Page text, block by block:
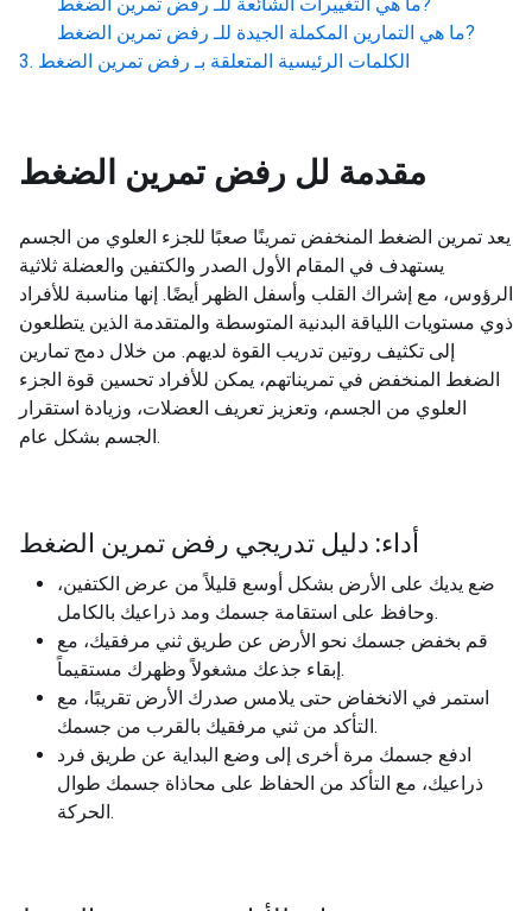
ما هي التمارين المكملة الجيدة للـ رفض تمرين الضغط
?
الكلمات الرئيسية المتعلقة بـ رفض تمرين الضغط
مقدمة لل رفض تمرين الضغط
يعد تمرين الضغط المنخفض تمرينًا صعبًا للجزء العلوي من الجسم
يستهدف في المقام الأول الصدر والكتفين والعضلة ثلاثية
الرؤوس، مع إشراك القلب وأسفل الظهر أيضًا. إنها مناسبة للأفراد
ذوي مستويات اللياقة البدنية المتوسطة والمتقدمة الذين يتطلعون
إلى تكثيف روتين تدريب القوة لديهم. من خلال دمج تمارين
الضغط المنخفض في تمريناتهم، يمكن للأفراد تحسين قوة الجزء
العلوي من الجسم، وتعزيز تعريف العضلات، وزيادة استقرار
الجسم بشكل عام.
أداء: دليل تدريجي رفض تمرين الضغط
ضع يديك على الأرض بشكل أوسع قليلاً من عرض الكتفين،
وحافظ على استقامة جسمك ومد ذراعيك بالكامل.
قم بخفض جسمك نحو الأرض عن طريق ثني مرفقيك، مع
إبقاء جذعك مشغولاً وظهرك مستقيماً.
استمر في الانخفاض حتى يلامس صدرك الأرض تقريبًا، مع
التأكد من ثني مرفقيك بالقرب من جسمك.
ادفع جسمك مرة أخرى إلى وضع البداية عن طريق فرد
ذراعيك، مع التأكد من الحفاظ على محاذاة جسمك طوال
الحركة.